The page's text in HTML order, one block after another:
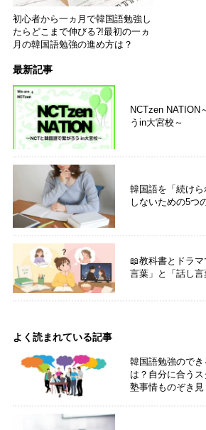
初心者から一ヵ月で韓国語勉強し
たらどこまで伸びる?!最初の一ヵ
月の韓国語勉強の進め方は？
最新記事
NCTzen NATION
うin大宮校～
韓国語を「続け
しないための5つ
📖教科書とドラマ
言葉」と「話し言
よく読まれている記事
韓国語勉強のでき
は？自分に合う
塾事情ものぞき見